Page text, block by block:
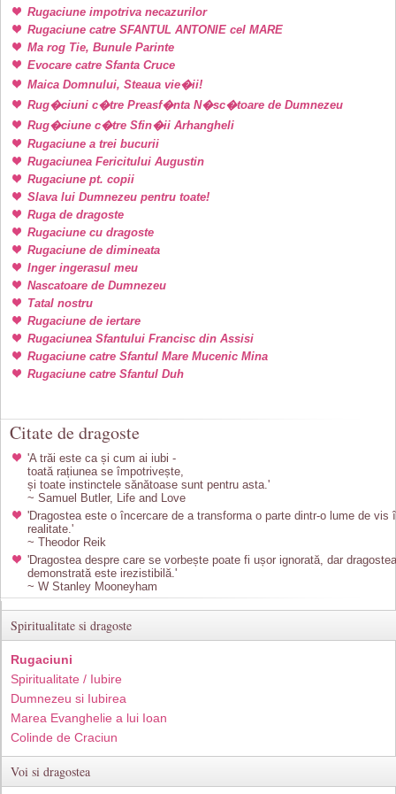
Rugaciune impotriva necazurilor
Rugaciune catre SFANTUL ANTONIE cel MARE
Ma rog Tie, Bunule Parinte
Evocare catre Sfanta Cruce
Maica Domnului, Steaua vie�ii!
Rug�ciuni c�tre Preasf�nta N�sc�toare de Dumnezeu
Rug�ciune c�tre Sfin�ii Arhangheli
Rugaciune a trei bucurii
Rugaciunea Fericitului Augustin
Rugaciune pt. copii
Slava lui Dumnezeu pentru toate!
Ruga de dragoste
Rugaciune cu dragoste
Rugaciune de dimineata
Inger ingerasul meu
Nascatoare de Dumnezeu
Tatal nostru
Rugaciune de iertare
Rugaciunea Sfantului Francisc din Assisi
Rugaciune catre Sfantul Mare Mucenic Mina
Rugaciune catre Sfantul Duh
Citate de dragoste
'A trăi este ca și cum ai iubi -
toată rațiunea se împotrivește,
și toate instinctele sănătoase sunt pentru asta.'
~ Samuel Butler, Life and Love
'Dragostea este o încercare de a transforma o parte dintr-o lume de vis
realitate.'
~ Theodor Reik
'Dragostea despre care se vorbește poate fi ușor ignorată, dar dragostea
demonstrată este irezistibilă.'
~ W Stanley Mooneyham
Spiritualitate si dragoste
Rugaciuni
Spiritualitate / Iubire
Dumnezeu si Iubirea
Marea Evanghelie a lui Ioan
Colinde de Craciun
Voi si dragostea